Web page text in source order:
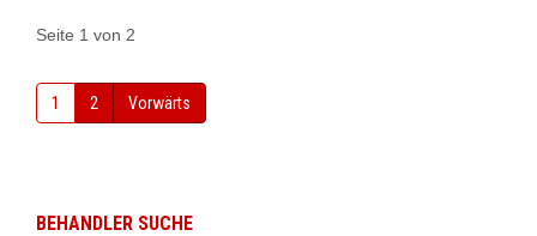
Seite 1 von 2
1 2 Vorwärts
BEHANDLER SUCHE